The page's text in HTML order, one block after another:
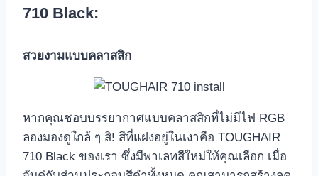
710 Black:
สวยงามแบบคลาสสิก
หากคุณชอบบรรยากาศแบบคลาสสิกที่ไม่มีไฟ RGB
ลองมองดูใกล้ ๆ สิ! สีที่แฝงอยู่ในเงาคือ TOUGHAIR
710 Black ของเรา ซึ่งมีพาเลทสีใหม่ให้คุณเลือก เมื่อ